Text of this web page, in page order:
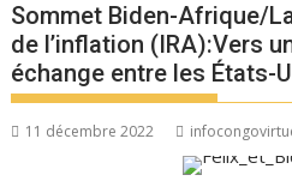
Sommet Biden-Afrique/
de l’inflation (IRA):Vers
échange entre les États-
11 décembre 2022